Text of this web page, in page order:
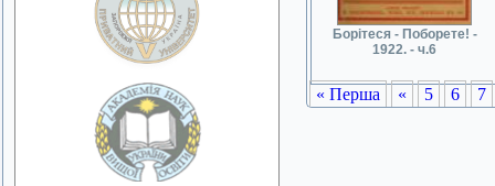
Борітеся - Поборете! -
1922. - ч.6
« Перша « 5 6 7